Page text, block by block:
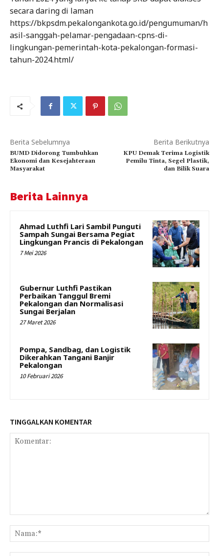
secara daring di laman
https://bkpsdm.pekalongankota.go.id/pengumuman/h
asil-sanggah-pelamar-pengadaan-cpns-di-
lingkungan-pemerintah-kota-pekalongan-formasi-
tahun-2024.html/
Berita Sebelumnya
BUMD Didorong Tumbuhkan
Ekonomi dan Kesejahteraan
Masyarakat
Berita Berikutnya
KPU Demak Terima Logistik
Pemilu Tinta, Segel Plastik,
dan Bilik Suara
Berita Lainnya
Ahmad Luthfi Lari Sambil Punguti
Sampah Sungai Bersama Pegiat
Lingkungan Prancis di Pekalongan
7 Mei 2026
Gubernur Luthfi Pastikan
Perbaikan Tanggul Bremi
Pekalongan dan Normalisasi
Sungai Berjalan
27 Maret 2026
Pompa, Sandbag, dan Logistik
Dikerahkan Tangani Banjir
Pekalongan
10 Februari 2026
TINGGALKAN KOMENTAR